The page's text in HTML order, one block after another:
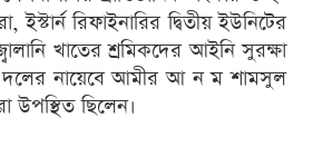
রিফাইনারির দ্বিতীয় ইউনিটের
খাতের শ্রমিকদের আইনি সুরক্ষা
দলের নায়েবে আমীর আ ন ম শামসুল
উপস্থিত ছিলেন।